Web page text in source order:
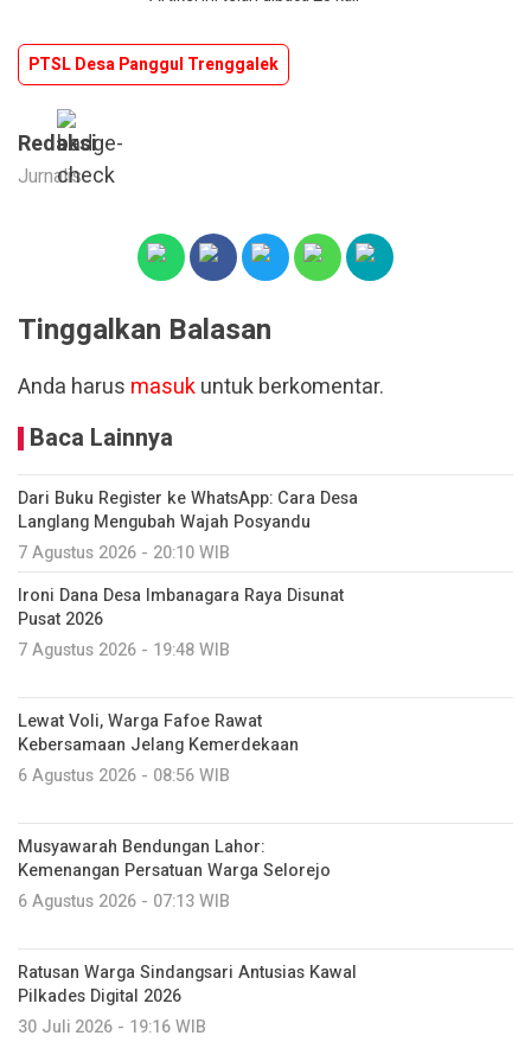
PTSL Desa Panggul Trenggalek
Redaksi
Jurnalis
Tinggalkan Balasan
Anda harus masukuntuk berkomentar.
Baca Lainnya
Dari Buku Register ke WhatsApp: Cara Desa
Langlang Mengubah Wajah Posyandu
7 Agustus 2026 - 20:10 WIB
Ironi Dana Desa Imbanagara Raya Disunat
Pusat 2026
7 Agustus 2026 - 19:48 WIB
Lewat Voli, Warga Fafoe Rawat
Kebersamaan Jelang Kemerdekaan
6 Agustus 2026 - 08:56 WIB
Musyawarah Bendungan Lahor:
Kemenangan Persatuan Warga Selorejo
6 Agustus 2026 - 07:13 WIB
Ratusan Warga Sindangsari Antusias Kawal
Pilkades Digital 2026
30 Juli 2026 - 19:16 WIB